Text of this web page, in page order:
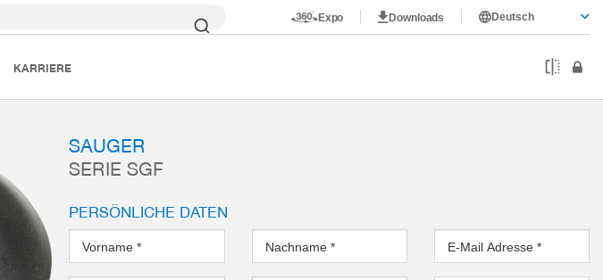
Expo Downloads Deutsch
KARRIERE
SGF18SI
SAUGER
SERIE SGF
PERSÖNLICHE DATEN
Vorname* Nachname * E-Mail Adresse *